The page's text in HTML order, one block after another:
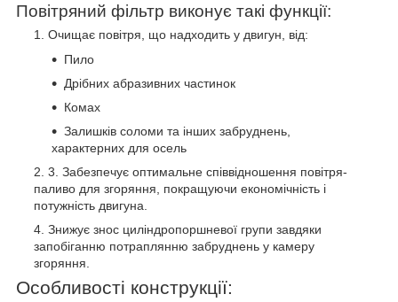
Повітряний фільтр виконує такі функції:
Очищає повітря, що надходить у двигун, від:
Пило
Дрібних абразивних частинок
Комах
Залишків соломи та інших забруднень,
характерних для осель
Забезпечує оптимальне співвідношення повітря-
паливо для згоряння, покращуючи економічність і
потужність двигуна.
Знижує знос циліндропоршневої групи завдяки
запобіганню потраплянню забруднень у камеру
згоряння.
Особливості конструкції: